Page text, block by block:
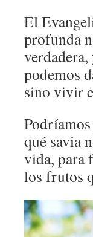
El
profunda
podemos
sino vivir
qué savia
vida, para
los frutos